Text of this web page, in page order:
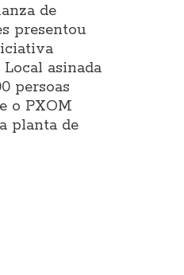
de
presentou
asinada
persoas
o PXOM
planta de